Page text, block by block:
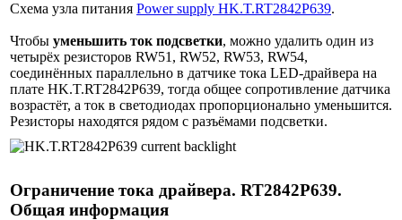
Схема узла питания Power supply HK.T.RT2842P639.
Чтобы уменьшить ток подсветки, можно удалить один из
четырёх резисторов RW51, RW52, RW53, RW54,
соединённых параллельно в датчике тока LED-драйвера на
плате HK.T.RT2842P639, тогда общее сопротивление датчика
возрастёт, а ток в светодиодах пропорционально уменьшится.
Резисторы находятся рядом с разъёмами подсветки.
Ограничение тока драйвера. RT2842P639.
Общая информация